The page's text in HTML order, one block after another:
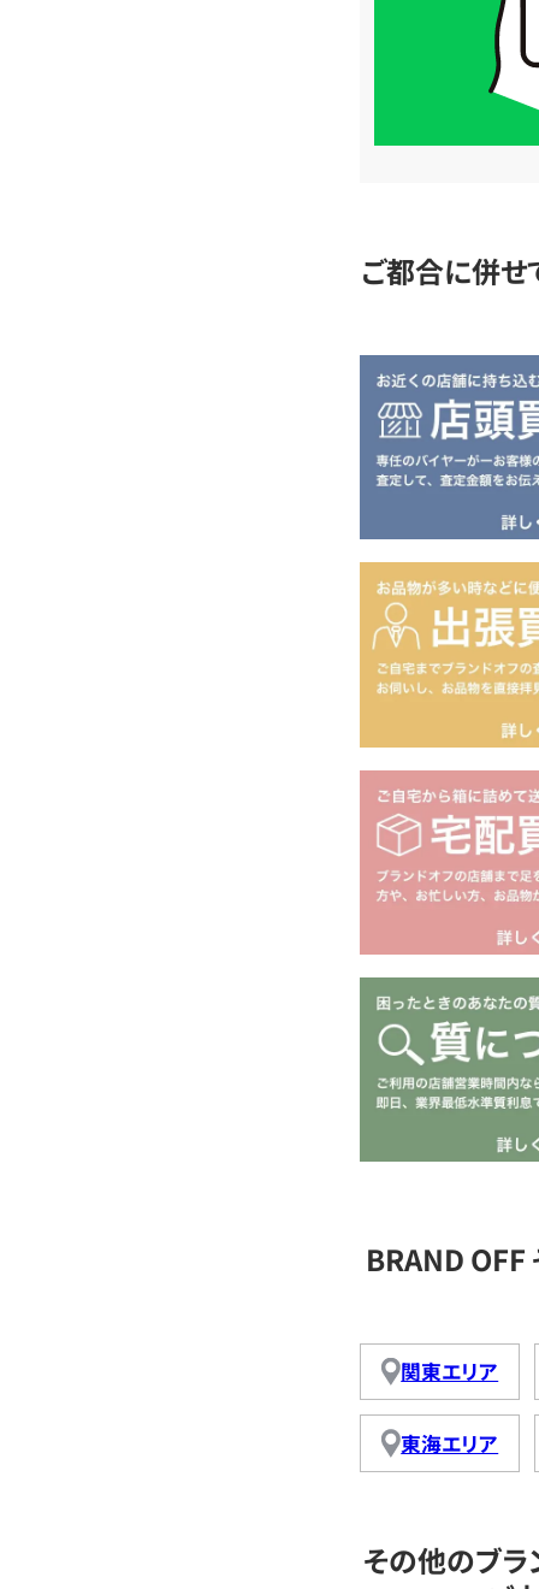
ご都合に併せ
BRAND OFF
関東エリア
東海エリア
その他のブ